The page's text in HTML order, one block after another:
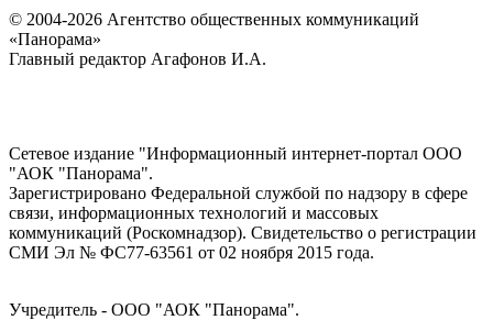
© 2004-2026 Агентство общественных коммуникаций
«Панорама»
Главный редактор Агафонов И.А.
Сетевое издание "Информационный интернет-портал ООО
"АОК "Панорама".
Зарегистрировано Федеральной службой по надзору в сфере
связи, информационных технологий и массовых
коммуникаций (Роскомнадзор). Cвидетельство о регистрации
СМИ Эл № ФС77-63561 от 02 ноября 2015 года.
Учредитель - ООО "АОК "Панорама".